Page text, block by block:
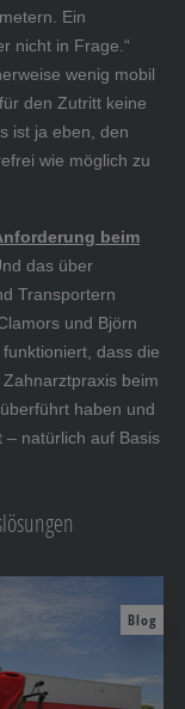
Ein
nicht in Frage.“
wenig mobil
den Zutritt keine
ist ja eben, den
wie möglich zu
beim
das über
Transportern
und Björn
dass die
beim
haben und
– natürlich auf Basis
Blog